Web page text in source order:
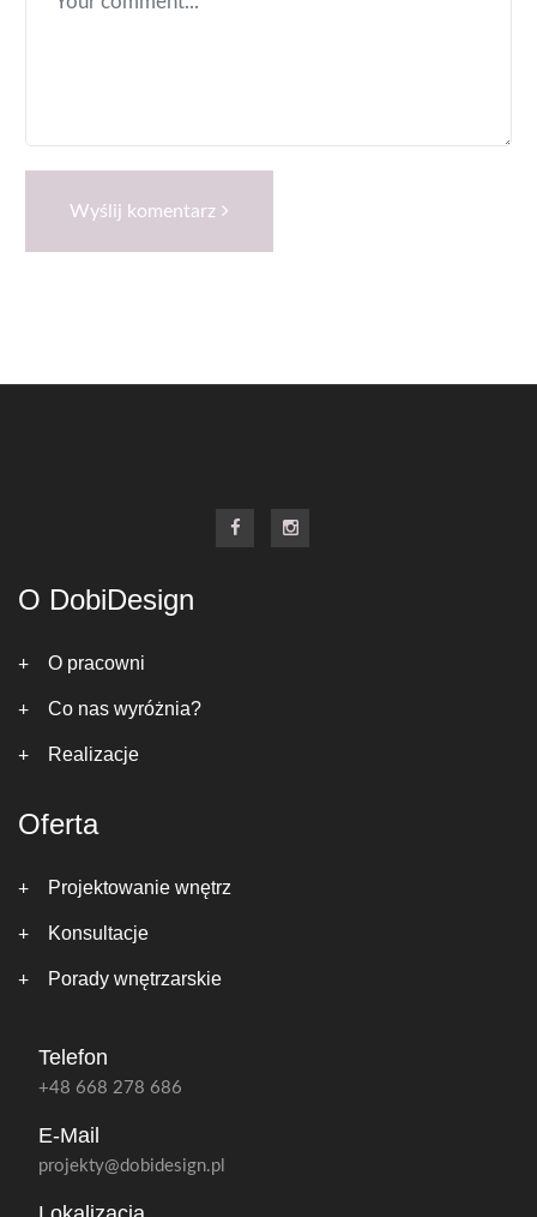
Wyślij komentarz
O DobiDesign
O pracowni
Co nas wyróżnia?
Realizacje
Oferta
Projektowanie wnętrz
Konsultacje
Porady wnętrzarskie
Telefon
+48 668 278 686
E-Mail
projekty@dobidesign.pl